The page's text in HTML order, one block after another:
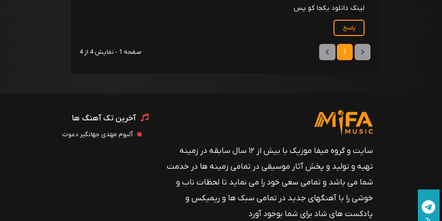
لینک دانلود یکجا کو پس
پاسخ
1 صفحه 1 - نمایش 4 از 4
سایت و گروه میفا موزیک با بیش از ۱۲ سال سابقه در زمینه
تهیه و تولید و پخش آثار موسیقی در تمامی زمینه ها در خدمت
شما می باشد و تمامی سعی خود را می نماید تا لحظات ناب و
خوشی را با آهنگهای جدید در تمامی سبک ها و ریمیکس و
پادکست های شاد برای شما بوجود آورد
آخرین تک آهنگ ها
آلبوم مهدی جهانگیر دعوت